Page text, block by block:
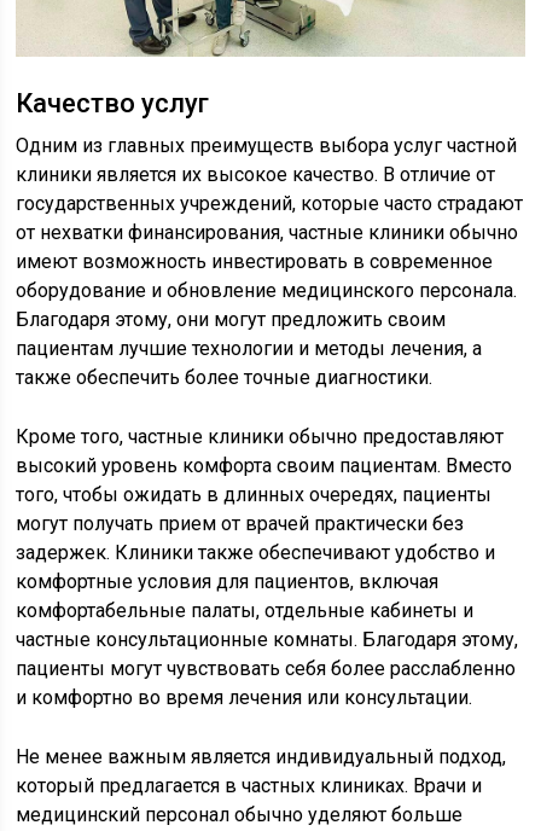
Качество услуг
Одним из главных преимуществ выбора услуг частной
клиники является их высокое качество. В отличие от
государственных учреждений, которые часто страдают
от нехватки финансирования, частные клиники обычно
имеют возможность инвестировать в современное
оборудование и обновление медицинского персонала.
Благодаря этому, они могут предложить своим
пациентам лучшие технологии и методы лечения, а
также обеспечить более точные диагностики.
Кроме того, частные клиники обычно предоставляют
высокий уровень комфорта своим пациентам. Вместо
того, чтобы ожидать в длинных очередях, пациенты
могут получать прием от врачей практически без
задержек. Клиники также обеспечивают удобство и
комфортные условия для пациентов, включая
комфортабельные палаты, отдельные кабинеты и
частные консультационные комнаты. Благодаря этому,
пациенты могут чувствовать себя более расслабленно
и комфортно во время лечения или консультации.
Не менее важным является индивидуальный подход,
который предлагается в частных клиниках. Врачи и
медицинский персонал обычно уделяют больше